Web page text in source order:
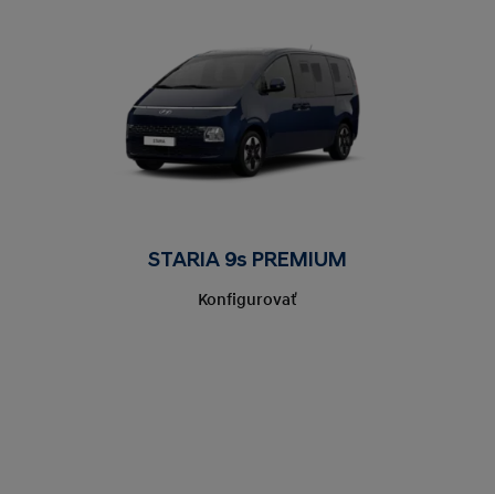
STARIA 9s PREMIUM
Konfigurovať